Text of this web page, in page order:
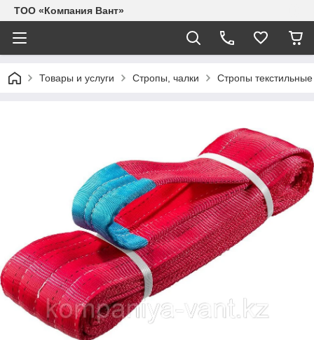
ТОО «Компания Вант»
Товары и услуги Стропы, чалки Стропы